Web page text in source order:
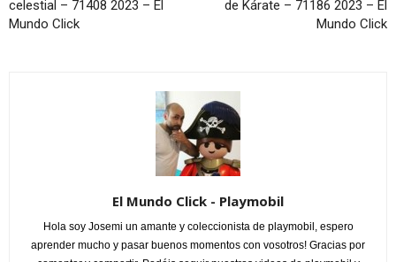
celestial – 71408 2023 – El
Mundo Click
de Kárate – 71186 2023 – El
Mundo Click
El Mundo Click - Playmobil
Hola soy Josemi un amante y coleccionista de playmobil, espero
aprender mucho y pasar buenos momentos con vosotros! Gracias por